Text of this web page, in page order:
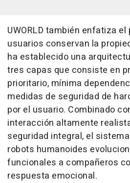
UWORLD también enfatiza
usuarios conservan la
ha establecido una
tres capas que consiste en
prioritario, mínima
medidas de seguridad de
por el usuario. Combinado
interacción altamente
seguridad integral, el
robots humanoides
funcionales a compañeros
respuesta emocional.